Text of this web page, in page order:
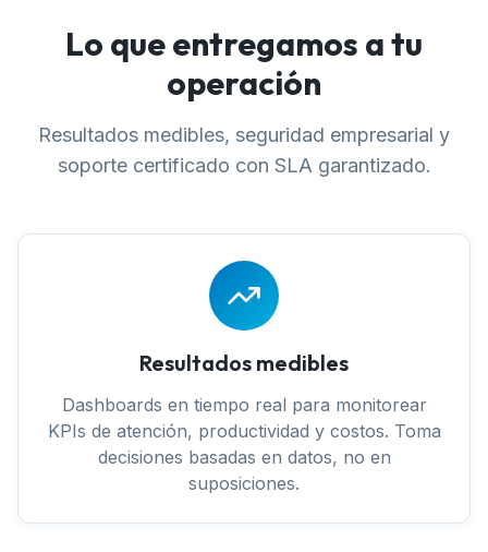
Lo que entregamos a tu
operación
Resultados medibles, seguridad empresarial y
soporte certificado con SLA garantizado.
Resultados medibles
Dashboards en tiempo real para monitorear
KPIs de atención, productividad y costos. Toma
decisiones basadas en datos, no en
suposiciones.